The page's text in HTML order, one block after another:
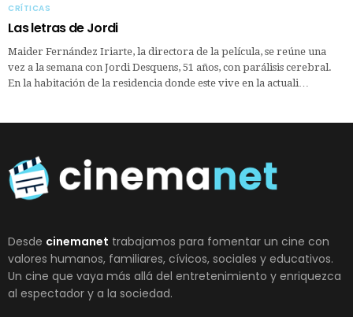
CRÍTICAS
Las letras de Jordi
Maider Fernández Iriarte, la directora de la película, se reúne una
vez a la semana con Jordi Desquens, 51 años, con parálisis cerebral.
En la habitación de la residencia donde este vive en la actuali…
Desde cinemanet trabajamos para fomentar un cine con
valores humanos, familiares, cívicos, sociales y educativos.
Un cine que vaya más allá del entretenimiento y enriquezca
al espectador y a la sociedad.